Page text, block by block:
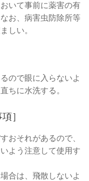
いて事前に薬害の有
お、病害虫防除所等
しい。
ので眼に入らないよ
ちに水洗する。
］
おそれがあるので、
よう注意して使用す
合は、飛散しないよ